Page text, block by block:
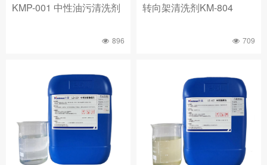
KMP-001 中性油污清洗剂
896
转向架清洗剂KM-804
709